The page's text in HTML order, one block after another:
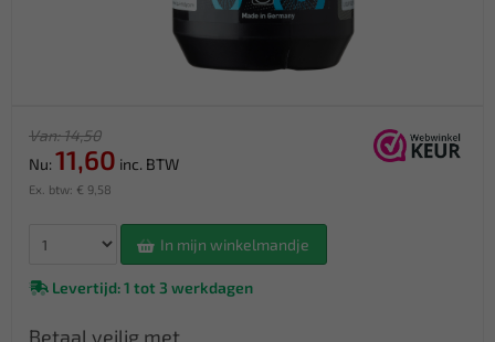
Van: 14,50
Nu: 11,60 inc. BTW
Ex. btw: € 9,58
In mijn winkelmandje
Levertijd: 1 tot 3 werkdagen
Betaal veilig met